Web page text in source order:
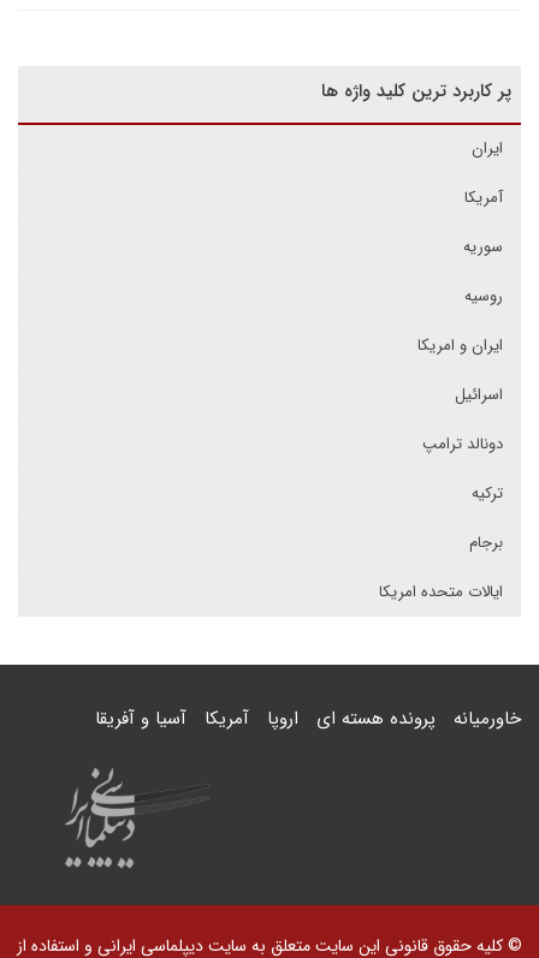
پر کاربرد ترین کلید واژه ها
ایران
آمریکا
سوریه
روسیه
ایران و امریکا
اسرائیل
دونالد ترامپ
ترکیه
برجام
ایالات متحده امریکا
خاورمیانه پرونده هسته ای اروپا آمریکا آسیا و آفریقا
© کلیه حقوق قانونی این سایت متعلق به سایت دیپلماسی ایرانی و استفاده از